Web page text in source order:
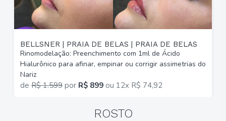
BELLSNER | PRAIA DE BELAS | PRAIA DE BELAS
Rinomodelação: Preenchimento com 1ml de Ácido
Hialurônico para afinar, empinar ou corrigir assimetrias do
Nariz
de R$ 1.599 por R$ 899 ou 12x R$ 74,92
ROSTO